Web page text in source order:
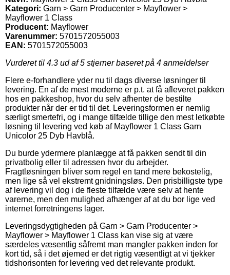
Kategori: Garn > Garn Producenter > Mayflower >
Mayflower 1 Class
Producent: Mayflower
Varenummer: 5701572055003
EAN: 5701572055003
Vurderet til 4.3 ud af 5 stjerner baseret på 4 anmeldelser
Flere e-forhandlere yder nu til dags diverse løsninger til
levering. En af de mest moderne er p.t. at få afleveret pakken
hos en pakkeshop, hvor du selv afhenter de bestilte
produkter når der er tid til det. Leveringsformen er nemlig
særligt smertefri, og i mange tilfælde tillige den mest letkøbte
løsning til levering ved køb af Mayflower 1 Class Garn
Unicolor 25 Dyb Havblå.
Du burde ydermere planlægge at få pakken sendt til din
privatbolig eller til adressen hvor du arbejder.
Fragtløsningen bliver som regel en tand mere bekostelig,
men lige så vel ekstremt gnidningsløs. Den prisbilligste type
af levering vil dog i de fleste tilfælde være selv at hente
varerne, men den mulighed afhænger af at du bor lige ved
internet forretningens lager.
Leveringsdygtigheden på Garn > Garn Producenter >
Mayflower > Mayflower 1 Class kan vise sig at være
særdeles væsentlig såfremt man mangler pakken inden for
kort tid, så i det øjemed er det rigtig væsentligt at vi tjekker
tidshorisonten for levering ved det relevante produkt.